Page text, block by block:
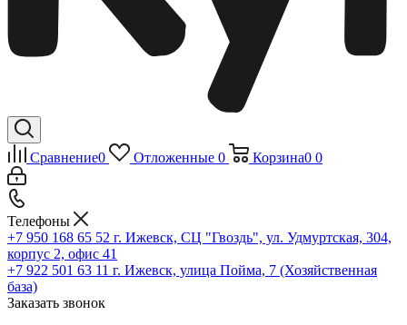
Сравнение0 Отложенные 0 Корзина0 0
Телефоны
+7 950 168 65 52 г. Ижевск, СЦ "Гвоздь", ул. Удмуртская, 304,
корпус 2, офис 41
+7 922 501 63 11 г. Ижевск, улица Пойма, 7 (Хозяйственная
база)
Заказать звонок